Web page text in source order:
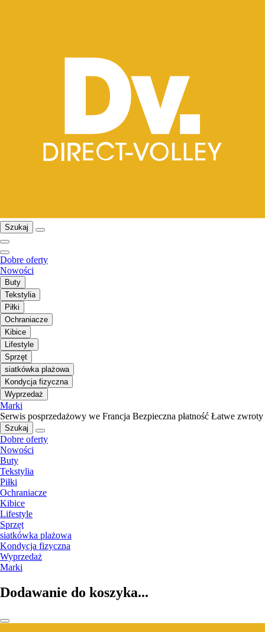
Szukaj
Dobre oferty
Nowości
Buty
Tekstylia
Piłki
Ochraniacze
Kibice
Lifestyle
Sprzęt
siatkówka plażowa
Kondycja fizyczna
Wyprzedaż
Marki
Serwis posprzedażowy we Francja Bezpieczna płatność Łatwe zwroty
Szukaj
Dobre oferty
Nowości
Buty
Tekstylia
Piłki
Ochraniacze
Kibice
Lifestyle
Sprzęt
siatkówka plażowa
Kondycja fizyczna
Wyprzedaż
Marki
Dodawanie do koszyka...